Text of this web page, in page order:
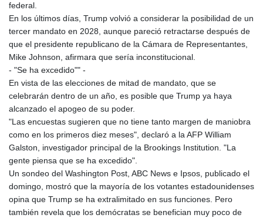
MOP 9.336419
MRU 46.447652
MUR 54.38913
MVR 17.86473
2003.425785
MXN 19.809879
MYR 4.726256
MZN 73.847013
NAD 18.770139
NGN
1576.482821
NIO 42.517619
NOK 10.972802
NPR 175.906351
NZD 1.963747
federal.
En los últimos días, Trump volvió a considerar la posibilidad de un
tercer mandato en 2028, aunque pareció retractarse después de
que el presidente republicano de la Cámara de Representantes,
Mike Johnson, afirmara que sería inconstitucional.
- "Se ha excedido"" -
En vista de las elecciones de mitad de mandato, que se
celebrarán dentro de un año, es posible que Trump ya haya
alcanzado el apogeo de su poder.
"Las encuestas sugieren que no tiene tanto margen de maniobra
como en los primeros diez meses", declaró a la AFP William
Galston, investigador principal de la Brookings Institution. "La
gente piensa que se ha excedido".
Un sondeo del Washington Post, ABC News e Ipsos, publicado el
domingo, mostró que la mayoría de los votantes estadounidenses
opina que Trump se ha extralimitado en sus funciones. Pero
también revela que los demócratas se benefician muy poco de